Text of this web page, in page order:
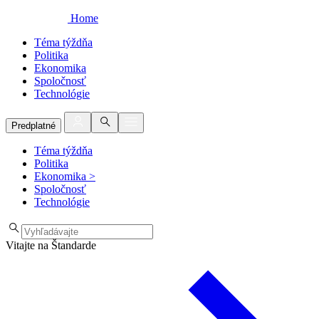
Home
Téma týždňa
Politika
Ekonomika
Spoločnosť
Technológie
Predplatné
Téma týždňa
Politika
Ekonomika >
Spoločnosť
Technológie
Vitajte na Štandarde